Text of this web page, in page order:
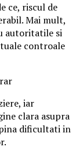
ce, riscul de
Mai mult,
autoritatile si
controale
iar
clara asupra
dificultati in